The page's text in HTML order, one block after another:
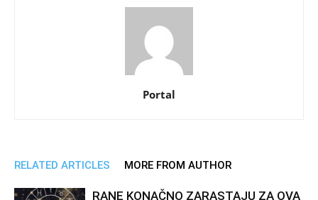
Portal
RELATED ARTICLES MORE FROM AUTHOR
RANE KONAČNO ZARASTAJU ZA OVA